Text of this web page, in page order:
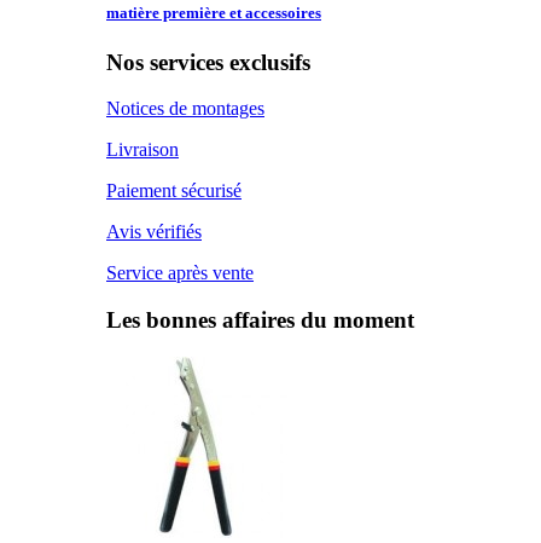
matière première et accessoires
Nos services exclusifs
Notices de montages
Livraison
Paiement sécurisé
Avis vérifiés
Service après vente
Les bonnes affaires du moment